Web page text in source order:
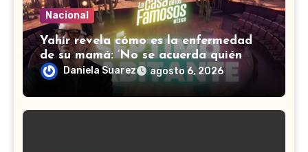
Nacional
Yahir revela cómo es la enfermedad
de su mamá: ‘No se acuerda quién
soy, que canto’
Daniela Suarez agosto 6, 2026